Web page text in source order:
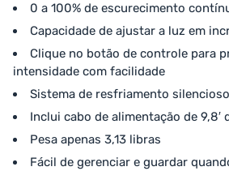
0 a 100% de escurecimento
Capacidade de ajustar a luz em
Clique no botão de controle para
intensidade com facilidade
Sistema de resfriamento
Inclui cabo de alimentação de 9,8′
Pesa apenas 3,13 libras
Fácil de gerenciar e guardar